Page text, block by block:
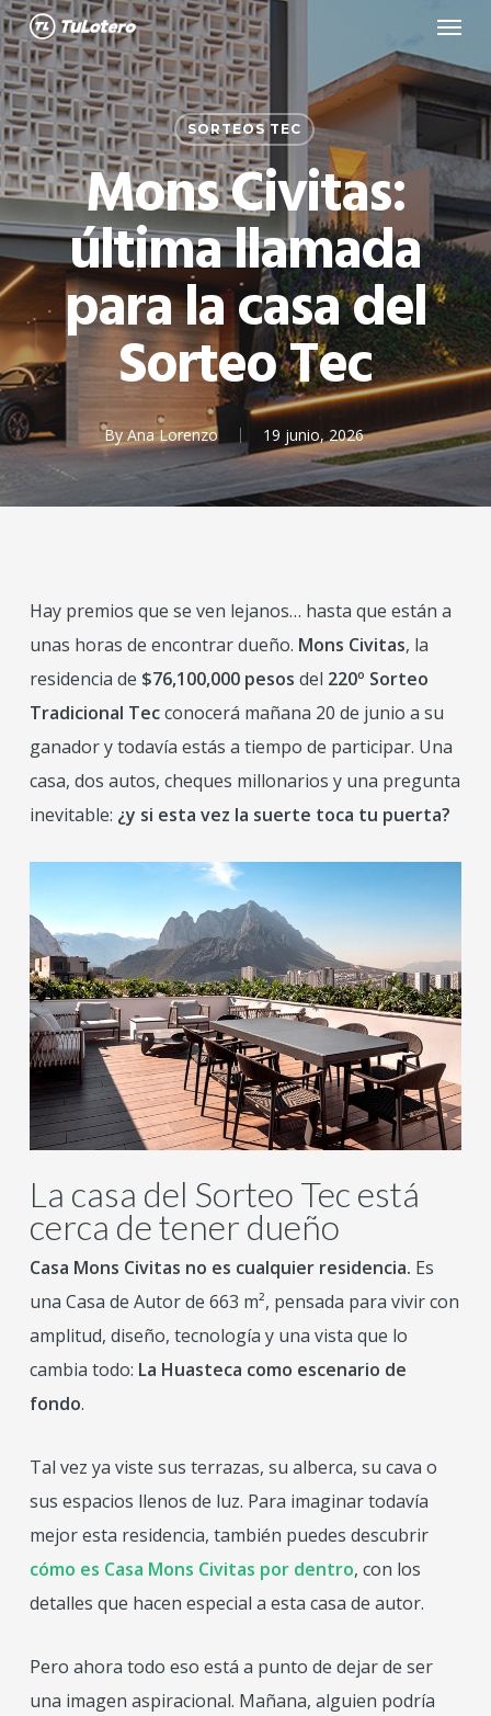
Skip
to
main
content
Menu
SORTEOS TEC
Mons Civitas:
última llamada
para la casa del
Sorteo Tec
By Ana Lorenzo 19 junio, 2026
Hay premios que se ven lejanos… hasta que están a
unas horas de encontrar dueño. Mons Civitas, la
residencia de $76,100,000 pesos del 220º Sorteo
Tradicional Tecconocerá mañana 20 de junio a su
ganador y todavía estás a tiempo de participar. Una
casa, dos autos, cheques millonarios y una pregunta
inevitable: ¿y si esta vez la suerte toca tu puerta?
La casa del Sorteo Tec está
cerca de tener dueño
Casa Mons Civitas no es cualquier residencia. Es
una Casa de Autor de 663 m², pensada para vivir con
amplitud, diseño, tecnología y una vista que lo
cambia todo: La Huasteca como escenario de
fondo.
Tal vez ya viste sus terrazas, su alberca, su cava o
sus espacios llenos de luz. Para imaginar todavía
mejor esta residencia, también puedes descubrir
cómo es Casa Mons Civitas por dentro, con los
detalles que hacen especial a esta casa de autor.
Pero ahora todo eso está a punto de dejar de ser
una imagen aspiracional. Mañana, alguien podría